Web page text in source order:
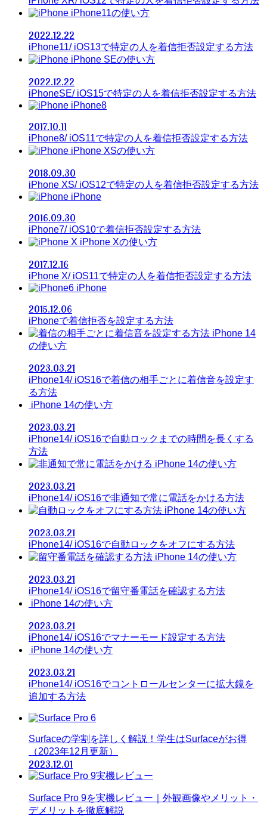
iPhone11の使い方
2022.12.22
iPhone11/ iOS13で特定の人を着信拒否設定する方法
iPhone SEの使い方
2022.12.22
iPhoneSE/ iOS15で特定の人を着信拒否設定する方法
iPhone8
2017.10.11
iPhone8/ iOS11で特定の人を着信拒否設定する方法
iPhone XSの使い方
2018.09.30
iPhone XS/ iOS12で特定の人を着信拒否設定する方法
iPhone
2016.09.30
iPhone7/ iOS10で着信拒否設定する方法
iPhone Xの使い方
2017.12.16
iPhone X/ iOS11で特定の人を着信拒否設定する方法
iPhone
2015.12.06
iPhoneで着信拒否を設定する方法
iPhone 14
の使い方
2023.03.21
iPhone14/ iOS16で着信の相手ごとに着信音を設定す
る方法
iPhone 14の使い方
2023.03.21
iPhone14/ iOS16で自動ロックまでの時間を長くする
方法
iPhone 14の使い方
2023.03.21
iPhone14/ iOS16で非通知で常に電話をかける方法
iPhone 14の使い方
2023.03.21
iPhone14/ iOS16で自動ロックをオフにする方法
iPhone 14の使い方
2023.03.21
iPhone14/ iOS16で留守番電話を確認する方法
iPhone 14の使い方
2023.03.21
iPhone14/ iOS16でマナーモード設定する方法
iPhone 14の使い方
2023.03.21
iPhone14/ iOS16でコントロールセンターに拡大鏡を
追加する方法
Surfaceの学割を詳しく解説！学生はSurfaceがお得
（2023年12月更新）
2023.12.01
Surface Pro 9を実機レビュー｜外観画像やメリット・
デメリットを徹底解説